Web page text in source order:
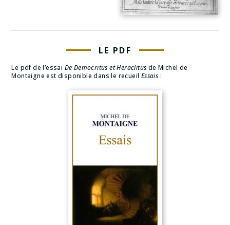
LE PDF
Le pdf de l’essai De Democritus et Heraclitus de Michel de
Montaigne est disponible dans le recueil Essais :